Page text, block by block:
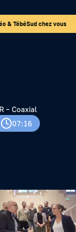
& TébéSud chez vous
– Coaxial
07:16